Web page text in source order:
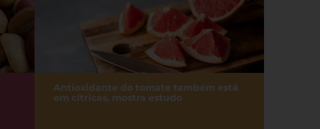
Antioxidante do tomate também está
em cítricas, mostra estudo